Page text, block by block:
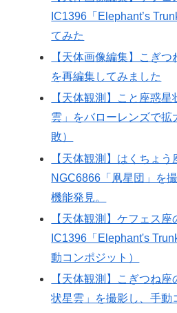
IC1396「Elephant’s
てみた
【天体画像編集】こぎ
を再編集してみました
【天体観測】こと座惑
雲」をバローレンズで拡
敗）
【天体観測】はくちょう
NGC6866「凧星団」を
機能発見。
【天体観測】ケフェス座
IC1396「Elephant's
動コンポジット）
【天体観測】こぎつね
状星雲」を撮影し、手動